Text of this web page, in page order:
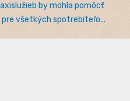
by mohla pomôcť
všetkých spotrebiteľo...